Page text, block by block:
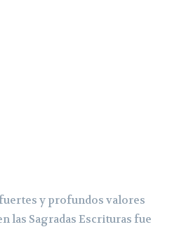
y profundos valores
las Sagradas Escrituras fue